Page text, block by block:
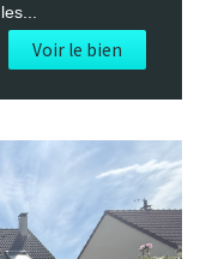
Voir le bien